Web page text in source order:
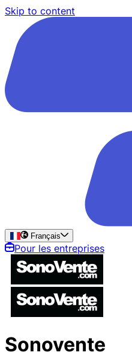
Skip to content
Français
Pour les entreprises
Sonovente